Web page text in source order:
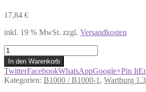
17,84 €
inkl. 19 % MwSt. zzgl. Versandkosten
Ventil
130
KPA
Ausgleichsbehälter
Wartburg
In den Warenkorb
TwitterFacebookWhatsAppGoogle+Pin It
Kategorien: B1000 / B1000-1 , Wartburg 1.3